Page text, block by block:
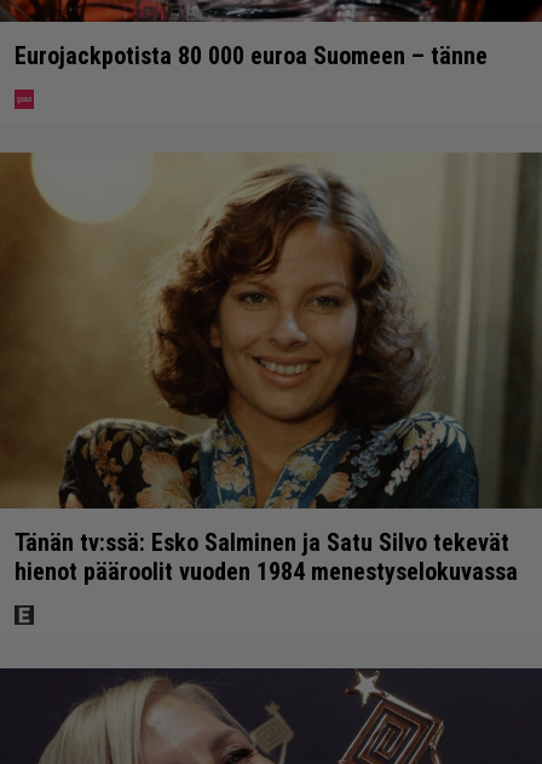
Eurojackpotista 80 000 euroa Suomeen – tänne
Tänän tv:ssä: Esko Salminen ja Satu Silvo tekevät
hienot pääroolit vuoden 1984 menestyselokuvassa